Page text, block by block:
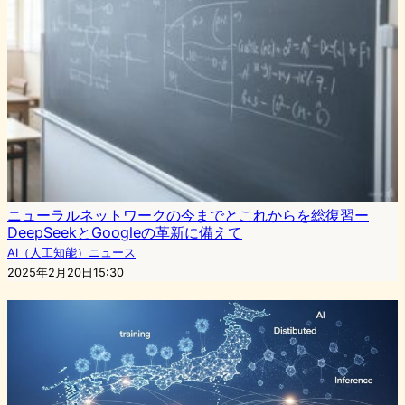
ニューラルネットワークの今までとこれからを総復習ー
DeepSeekとGoogleの革新に備えて
AI（人工知能）ニュース
2025年2月20日15:30